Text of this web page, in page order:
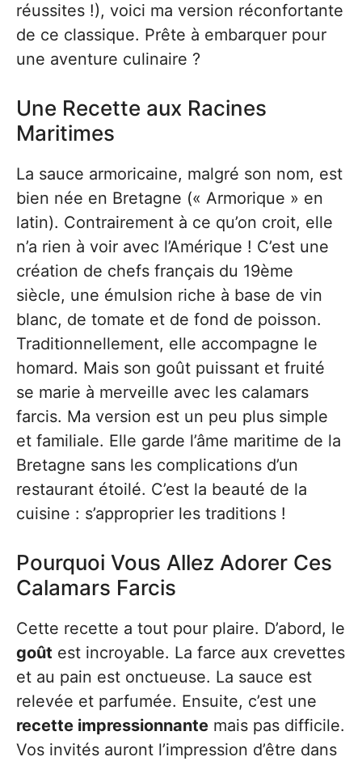
réussites !), voici ma version réconfortante
de ce classique. Prête à embarquer pour
une aventure culinaire ?
Une Recette aux Racines
Maritimes
La sauce armoricaine, malgré son nom, est
bien née en Bretagne (« Armorique » en
latin). Contrairement à ce qu’on croit, elle
n’a rien à voir avec l’Amérique ! C’est une
création de chefs français du 19ème
siècle, une émulsion riche à base de vin
blanc, de tomate et de fond de poisson.
Traditionnellement, elle accompagne le
homard. Mais son goût puissant et fruité
se marie à merveille avec les calamars
farcis. Ma version est un peu plus simple
et familiale. Elle garde l’âme maritime de la
Bretagne sans les complications d’un
restaurant étoilé. C’est la beauté de la
cuisine : s’approprier les traditions !
Pourquoi Vous Allez Adorer Ces
Calamars Farcis
Cette recette a tout pour plaire. D’abord, le
goût est incroyable. La farce aux crevettes
et au pain est onctueuse. La sauce est
relevée et parfumée. Ensuite, c’est une
recette impressionnante mais pas difficile.
Vos invités auront l’impression d’être dans